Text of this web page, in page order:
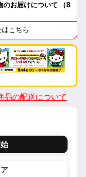
のお届けについて （8
こちら
品の配送について